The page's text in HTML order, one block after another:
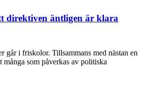
direktiven äntligen är klara
går i friskolor. Tillsammans med nästan en
som påverkas av politiska